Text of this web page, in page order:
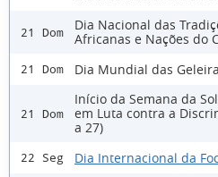
21 Dom
Dia Nacional das
Africanas e Nações do
21 Dom Dia Mundial das
21 Dom
Início da Semana da
em Luta contra a
a 27)
22 Seg Dia Internacional da